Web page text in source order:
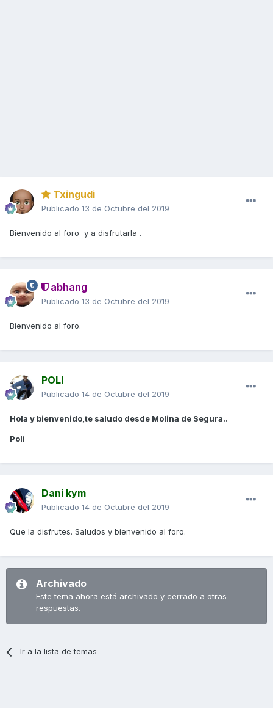
Txingudi
Publicado 13 de Octubre del 2019
Bienvenido al foro y a disfrutarla .
abhang
Publicado 13 de Octubre del 2019
Bienvenido al foro.
POLI
Publicado 14 de Octubre del 2019
Hola y bienvenido,te saludo desde Molina de Segura..
Poli
Dani kym
Publicado 14 de Octubre del 2019
Que la disfrutes. Saludos y bienvenido al foro.
Archivado
Este tema ahora está archivado y cerrado a otras
respuestas.
Ir a la lista de temas